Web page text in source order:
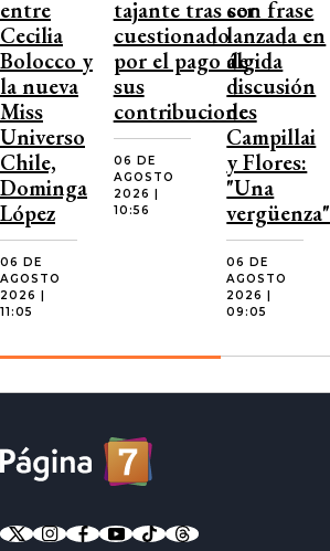
entre
Cecilia
Bolocco y
la nueva
Miss
Universo
Chile,
Dominga
López
06 DE
AGOSTO
2026 |
11:05
tajante tras ser
cuestionado
por el pago de
sus
contribuciones
06 DE
AGOSTO
2026 |
10:56
con frase
lanzada en
álgida
discusión
de
Campillai
y Flores:
"Una
vergüenza"
06 DE
AGOSTO
2026 |
09:05